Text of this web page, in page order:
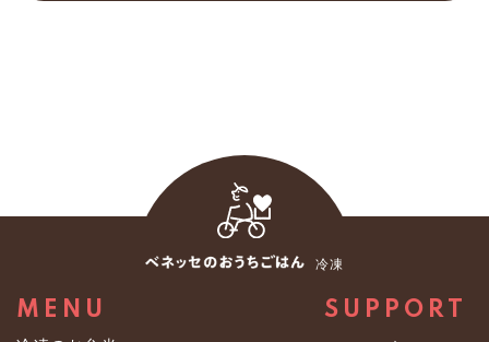
1．入会は、会員が所定の会員登録手続を行った際に成立
します。ただし、次のいずれかに該当する場合には、当
取り消すことができます。
（1）登録した個人情報に、虚偽の情報、誤記または記入
３．保有個人データに関する事項
（１）個人情報取扱事業者の氏名又は名称及び住所並び
株式会社ベネッセパレット
〒１６３－０９０５ 東京都新宿区西新宿２丁目３番１
冷凍
MENU SUPPORT